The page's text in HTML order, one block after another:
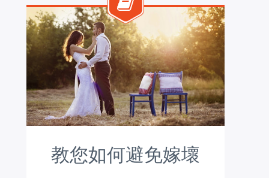
教您如何避免嫁壞